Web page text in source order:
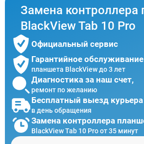
Замена контроллера
BlackView Tab 10 Pro
Официальный сервис
Гарантийное обслуживание
планшета BlackView до 3 лет
Диагностика за наш счет,
ремонт по желанию
Бесплатный выезд курьера
в день обращения
Замена контроллера
BlackView Tab 10 Pro от 35 минут